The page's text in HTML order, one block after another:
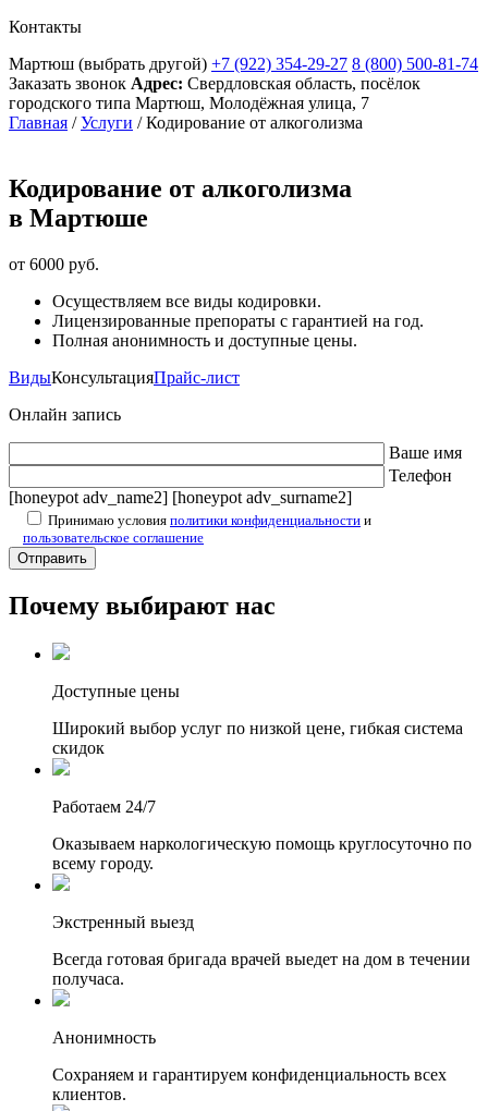
Контакты
Мартюш (выбрать другой) +7 (922) 354-29-27 8 (800) 500-81-74
Заказать звонок Адрес: Свердловская область, посёлок
городского типа Мартюш, Молодёжная улица, 7
Главная /Услуги /Кодирование от алкоголизма
Кодирование от алкоголизма
в Мартюше
от 6000 руб.
Осуществляем все виды кодировки.
Лицензированные препораты с гарантией на год.
Полная анонимность и доступные цены.
ВидыКонсультацияПрайс-лист
Онлайн запись
Ваше имя
Телефон
[honeypot adv_name2] [honeypot adv_surname2]
Принимаю условия политики конфиденциальности и
пользовательское соглашение
Почему выбирают нас
Доступные цены
Широкий выбор услуг по низкой цене, гибкая система
скидок
Работаем 24/7
Оказываем наркологическую помощь круглосуточно по
всему городу.
Экстренный выезд
Всегда готовая бригада врачей выедет на дом в течении
получаса.
Анонимность
Сохраняем и гарантируем конфиденциальность всех
клиентов.